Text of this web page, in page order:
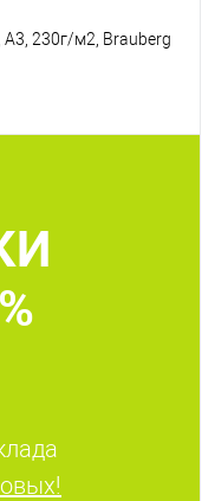
230г/м2, Brauberg
В наличии